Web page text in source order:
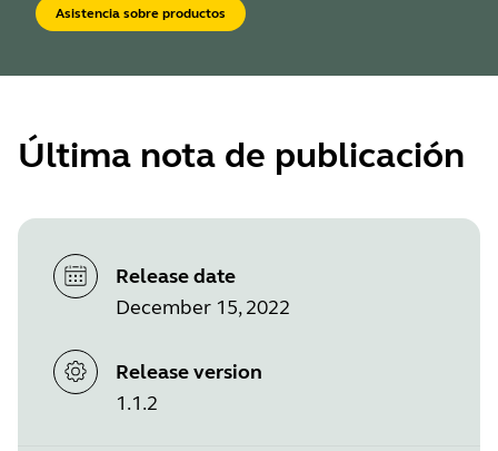
Asistencia sobre productos
Última nota de publicación
Release date
December 15, 2022
Release version
1.1.2